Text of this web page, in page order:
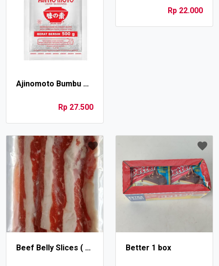
Ajinomoto Bumbu Penyedap pack 500 gr
Rp 27.500
Rp 22.000
Beef Belly Slices ( +- 250 gram ) Better 1 box